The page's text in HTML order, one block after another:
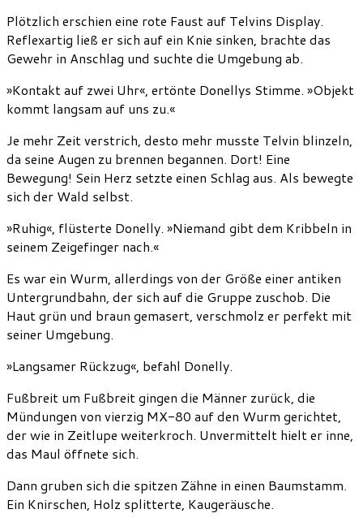
Plötzlich erschien eine rote Faust auf Telvins Display.
Reflexartig ließ er sich auf ein Knie sinken, brachte das
Gewehr in Anschlag und suchte die Umgebung ab.
»Kontakt auf zwei Uhr«, ertönte Donellys Stimme. »Objekt
kommt langsam auf uns zu.«
Je mehr Zeit verstrich, desto mehr musste Telvin blinzeln,
da seine Augen zu brennen begannen. Dort! Eine
Bewegung! Sein Herz setzte einen Schlag aus. Als bewegte
sich der Wald selbst.
»Ruhig«, flüsterte Donelly. »Niemand gibt dem Kribbeln in
seinem Zeigefinger nach.«
Es war ein Wurm, allerdings von der Größe einer antiken
Untergrundbahn, der sich auf die Gruppe zuschob. Die
Haut grün und braun gemasert, verschmolz er perfekt mit
seiner Umgebung.
»Langsamer Rückzug«, befahl Donelly.
Fußbreit um Fußbreit gingen die Männer zurück, die
Mündungen von vierzig MX-80 auf den Wurm gerichtet,
der wie in Zeitlupe weiterkroch. Unvermittelt hielt er inne,
das Maul öffnete sich.
Dann gruben sich die spitzen Zähne in einen Baumstamm.
Ein Knirschen, Holz splitterte, Kaugeräusche.